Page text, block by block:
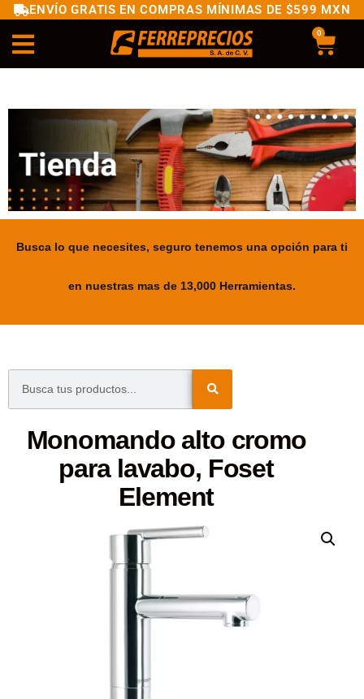
ENVÍO GRATIS EN COMPRAS MÍNIMAS DE $599 MXN
0
Busca lo que necesites, seguro tenemos una opción para ti
en nuestras mas de 13,000 Herramientas.
Monomando alto cromo
para lavabo, Foset
Element